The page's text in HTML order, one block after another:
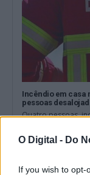
O Digital - Do
If you wish to
Incêndio em casa
pessoas
Quatro pessoas,
4 Agosto, 2026 - 17:18